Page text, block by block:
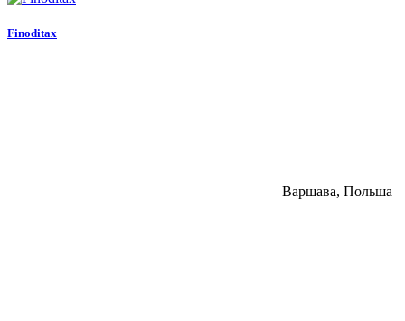
Finoditax
Варшава, Польша